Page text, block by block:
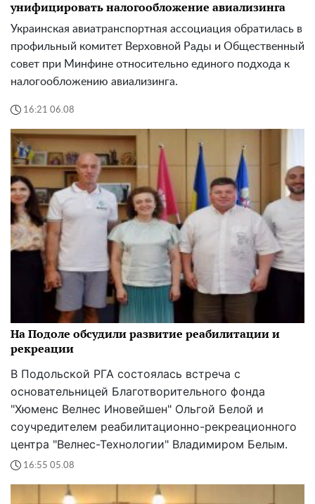
унифицировать налогообложение авиализинга
Украинская авиатранспортная ассоциация обратилась в
профильный комитет Верховной Рады и Общественный
совет при Минфине относительно единого подхода к
налогообложению авиализинга.
16:21 06.08
На Подоле обсудили развитие реабилитации и
рекреации
В Подольской РГА состоялась встреча с
основательницей Благотворительного фонда
"Хюменс Велнес Иновейшен" Ольгой Белой и
соучредителем реабилитационно-рекреационного
центра "Велнес-Технологии" Владимиром Белым.
16:55 05.08